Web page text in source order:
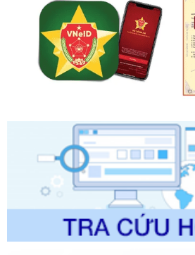
Ngày ban hành: 20/07/2026
Số kí hiệu:2303/QĐ-UBND
Tên: Quyết định công bố Danh mục
ban hành, được sửa đổi, bổ sung, bị
Quy trình nội bộ, quy trình điện tử
chính trong một số lĩnh vực thuộc
Số kí hiệu:2304/QĐ-UBND
Tên: Quyết định công bố Danh mục
được sửa đổi, bổ sung và phê duyệt
trình điện tử giải quyết thủ tục hành
lịch thuộc phạm vi chức năng quản lý
thao và Du lịch
Ngày ban hành: 01/06/2026